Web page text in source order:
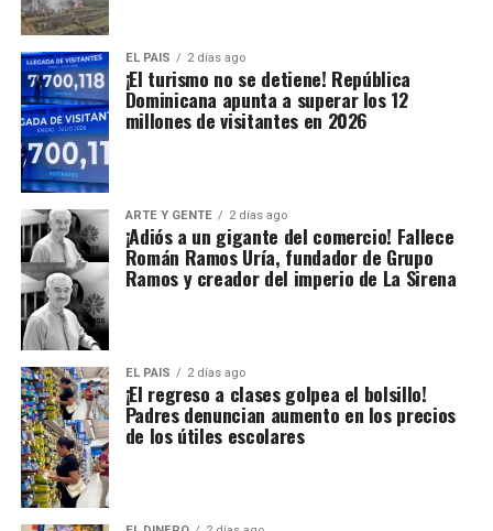
EL PAIS 2 días ago
¡El turismo no se detiene! República
Dominicana apunta a superar los 12
millones de visitantes en 2026
ARTE Y GENTE 2 días ago
¡Adiós a un gigante del comercio! Fallece
Román Ramos Uría, fundador de Grupo
Ramos y creador del imperio de La Sirena
EL PAIS 2 días ago
¡El regreso a clases golpea el bolsillo!
Padres denuncian aumento en los precios
de los útiles escolares